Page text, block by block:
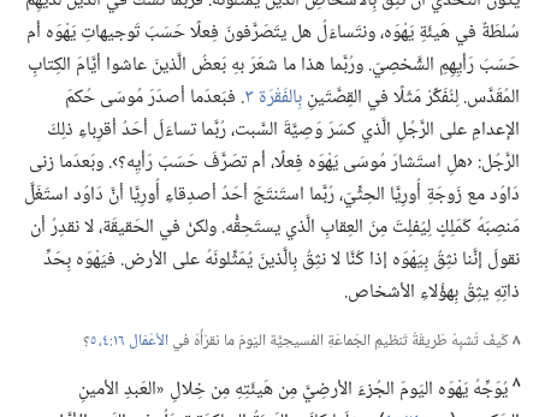
سُلطَةٌ في هَيئَةِ يَهْوَه،‏ ونتَساءَلُ هل يتَصَرَّفونَ فِعلًا حَسَبَ تَوجيهاتِ يَهْوَه أم
حَسَبَ رَأيِهِمِ الشَّخصِيّ.‏ ورُبَّما هذا ما شعَرَ بهِ بَعضُ الَّذينَ عاشوا أيَّامَ الكِتابِ
المُقَدَّس.‏ لِنُفَكِّرْ مَثَلًا في القِصَّتَينِبِالفَقْرَة ٣ ‏.‏ فبَعدَما أصدَرَ مُوسَى حُكمَ
الإعدامِ على الرَّجُلِ الَّذي كسَرَ وَصِيَّةَ السَّبت،‏ رُبَّما تساءَلَ أحَدُ أقرِباءِ ذلِكَ
الرَّجُل:‏ ‹هلِ استَشارَ مُوسَى يَهْوَه فِعلًا،‏ أم تصَرَّفَ حَسَبَ رَأيِه؟‏›.‏ وبَعدَما زنى
دَاوُد مع زَوجَةِ أُورِيَّا الحِثِّيّ،‏ رُبَّما استَنتَجَ أحَدُ أصدِقاءِ أُورِيَّا أنَّ دَاوُد استَغَلَّ
مَنصِبَهُ كَمَلِكٍ لِيُفلِتَ مِنَ العِقابِ الَّذي يستَحِقُّه.‏ ولكنْ في الحَقيقَة،‏ لا نقدِرُ أن
نقولَ إنَّنا نثِقُ بِيَهْوَه إذا كُنَّا لا نثِقُ بِالَّذينَ يُمَثِّلونَهُ على الأرض.‏ فيَهْوَه بِحَدِّ
ذاتِهِ يثِقُ بِهؤُلاءِ الأشخاص.‏
٨كَيفَ تُشبِهُ طَريقَةُ تَنظيمِ الجَماعَةِ المَسيحِيَّة اليَومَ ما نقرَأُهُ فيالأعْمَال ١٦:‏٤،‏ ٥
‏؟‏
٨يُوَجِّهُ يَهْوَه اليَومَ الجُزءَ الأرضِيَّ مِن هَيئَتِهِ مِن خِلالِ «العَبدِ الأمينِ